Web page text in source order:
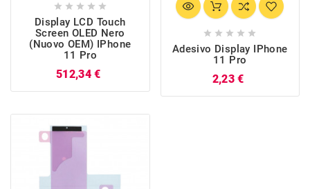
    
Display LCD Touch
Screen OLED Nero
(Nuovo OEM) IPhone
11 Pro
512,34 €
    
Adesivo Display IPhone
11 Pro
2,23 €